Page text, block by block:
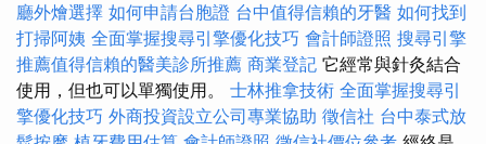
廳外燴選擇 如何申請台胞證 台中值得信賴的牙醫 如何找到
打掃阿姨 全面掌握搜尋引擎優化技巧 會計師證照 搜尋引擎
推薦值得信賴的醫美診所推薦 商業登記 它經常與針灸結合
使用，但也可以單獨使用。 士林推拿技術 全面掌握搜尋引
擎優化技巧 外商投資設立公司專業協助 徵信社 台中泰式放